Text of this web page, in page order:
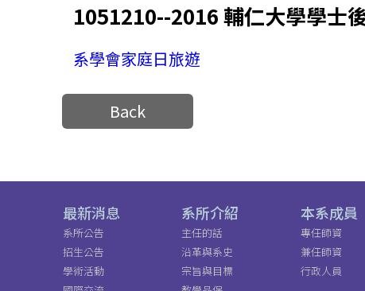
1051210--2016 輔仁大學學士
系學會家庭日旅遊
Back
最新消息
系所公告
招生公告
學術活動
系所介紹
主任的話
沿革與系史
宗旨與目標
本系成員
專任師資
兼任師資
行政人員